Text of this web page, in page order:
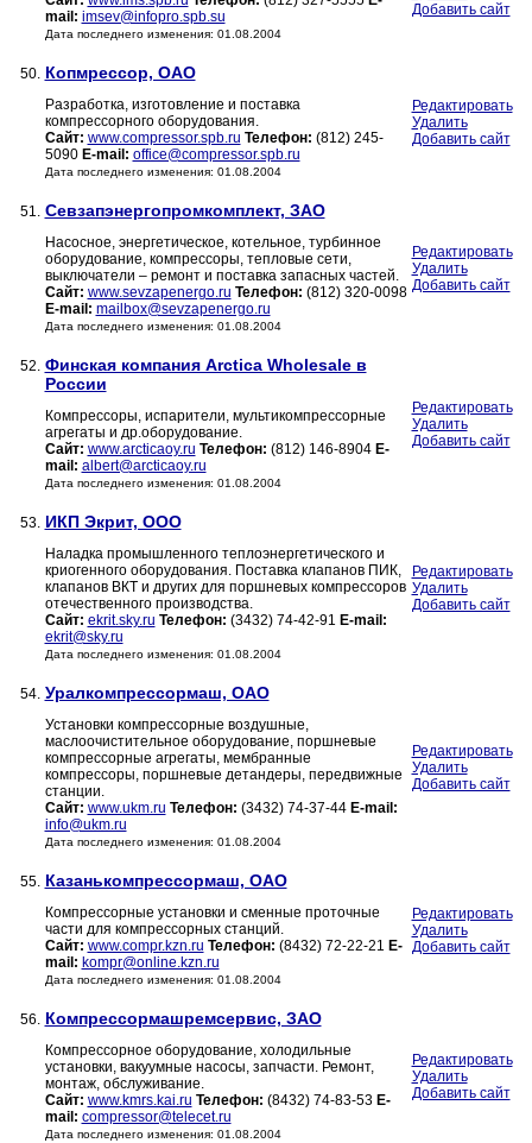
mail: imsev@infopro.spb.su
Дата последнего изменения: 01.08.2004
Добавить сайт
50. Копмрессор, ОАО
Разработка, изготовление и поставка
компрессорного оборудования.
Сайт: www.compressor.spb.ru Телефон: (812) 245-
5090 E-mail: office@compressor.spb.ru
Дата последнего изменения: 01.08.2004
Редактировать
Удалить
Добавить сайт
51. Севзапэнергопромкомплект, ЗАО
Насосное, энергетическое, котельное, турбинное
оборудование, компрессоры, тепловые сети,
выключатели – ремонт и поставка запасных частей.
Сайт: www.sevzapenergo.ru Телефон: (812) 320-0098
E-mail: mailbox@sevzapenergo.ru
Дата последнего изменения: 01.08.2004
Редактировать
Удалить
Добавить сайт
52. Финская компания Arctica Wholesale в
России
Компрессоры, испарители, мультикомпрессорные
агрегаты и др.оборудование.
Сайт: www.arcticaoy.ru Телефон: (812) 146-8904 E-
mail: albert@arcticaoy.ru
Дата последнего изменения: 01.08.2004
Редактировать
Удалить
Добавить сайт
53. ИКП Экрит, ООО
Наладка промышленного теплоэнергетического и
криогенного оборудования. Поставка клапанов ПИК,
клапанов ВКТ и других для поршневых компрессоров
отечественного производства.
Сайт: ekrit.sky.ru Телефон: (3432) 74-42-91 E-mail:
ekrit@sky.ru
Дата последнего изменения: 01.08.2004
Редактировать
Удалить
Добавить сайт
54. Уралкомпрессормаш, ОАО
Установки компрессорные воздушные,
маслоочистительное оборудование, поршневые
компрессорные агрегаты, мембранные
компрессоры, поршневые детандеры, передвижные
станции.
Сайт: www.ukm.ru Телефон: (3432) 74-37-44 E-mail:
info@ukm.ru
Дата последнего изменения: 01.08.2004
Редактировать
Удалить
Добавить сайт
55. Казанькомпрессормаш, ОАО
Компрессорные установки и сменные проточные
части для компрессорных станций.
Сайт: www.compr.kzn.ru Телефон: (8432) 72-22-21 E-
mail: kompr@online.kzn.ru
Дата последнего изменения: 01.08.2004
Редактировать
Удалить
Добавить сайт
56. Компрессормашремсервис, ЗАО
Компрессорное оборудование, холодильные
установки, вакуумные насосы, запчасти. Ремонт,
монтаж, обслуживание.
Сайт: www.kmrs.kai.ru Телефон: (8432) 74-83-53 E-
mail: compressor@telecet.ru
Дата последнего изменения: 01.08.2004
Редактировать
Удалить
Добавить сайт